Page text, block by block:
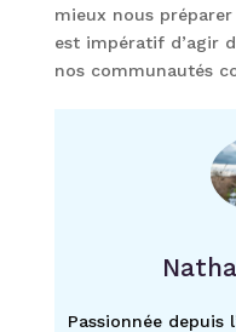
mieux nous
est impératif d’agir
nos communautés
Passionnée depuis